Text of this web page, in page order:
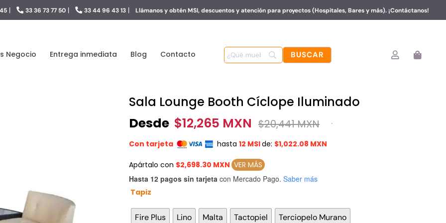
| 33 36 73 77 50| 33 44 96 43 13| Llámanos y obtén MSI, descuentos y atención para proyectos (Hospitales, Bares y más). ¡Contáctanos!
Negocio Entrega inmediata Blog Contacto
Sala Lounge Booth Cíclope Iluminado
Desde $12,265 MXN $20,441 MXN
Con tarjeta hasta 12 MSIde: $1,022.08 MXN
Apártalo con $2,698.30 MXN VER MÁS
Hasta 12 pagos sin tarjeta con Mercado Pago. Saber más
Tapiz
Fire Plus Lino Malta Tactopiel Terciopelo Murano